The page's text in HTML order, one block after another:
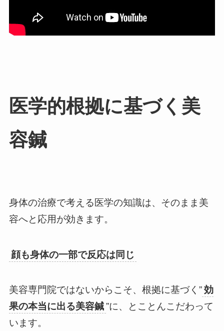
医学的根拠に基づく美
容鍼
身体の治療で考える医学の知識は、そのまま美
容へと応用が効きます。
顔も身体の一部で反応は同じ
美容専門院ではないからこそ、根拠に基づく”効
果の本当に出る美容鍼”に、とことんこだわって
います。